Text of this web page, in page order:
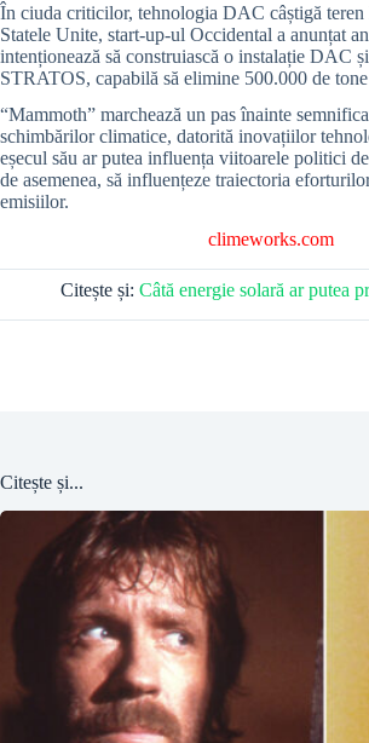
În ciuda criticilor, tehnologia DAC câștigă
Statele Unite, start-up-ul Occidental a anunțat
intenționează să construiască o instalație DAC
STRATOS, capabilă să elimine 500.000 de
“Mammoth” marchează un pas înainte
schimbărilor climatice, datorită inovațiilor
eșecul său ar putea influența viitoarele politici
de asemenea, să influențeze traiectoria
emisiilor.
climeworks.com
Citește și: Câtă energie solară ar putea
Citește și...